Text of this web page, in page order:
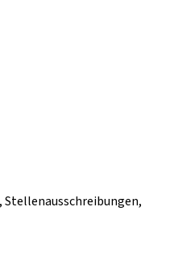
Stellenausschreibungen,